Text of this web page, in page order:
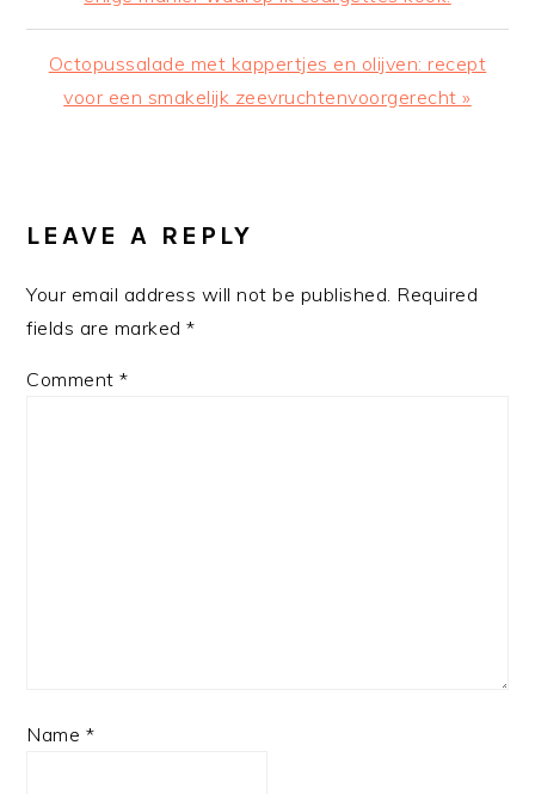
Next
Post:
Octopussalade met kappertjes en olijven: recept
voor een smakelijk zeevruchtenvoorgerecht »
INTERACTIONS
LEAVE A REPLY
Your email address will not be published. Required
fields are marked*
Comment*
Name *